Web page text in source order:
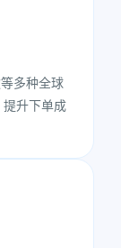
多种全球
提升下单成